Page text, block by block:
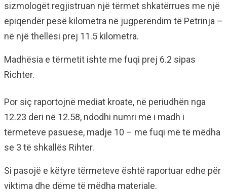
sizmologët regjistruan një tërmet shkatërrues me një
epiqendër pesë kilometra në jugperëndim të Petrinja –
në një thellësi prej 11.5 kilometra.
Madhësia e tërmetit ishte me fuqi prej 6.2 sipas
Richter.
Por siç raportojnë mediat kroate, në periudhën nga
12.23 deri në 12.58, ndodhi numri më i madh i
tërmeteve pasuese, madje 10 – me fuqi më të mëdha
se 3 të shkallës Rihter.
Si pasojë e këtyre tërmeteve është raportuar edhe për
viktima dhe dëme të mëdha materiale.